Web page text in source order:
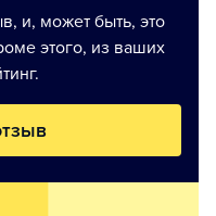
и, может быть, это
этого, из ваших